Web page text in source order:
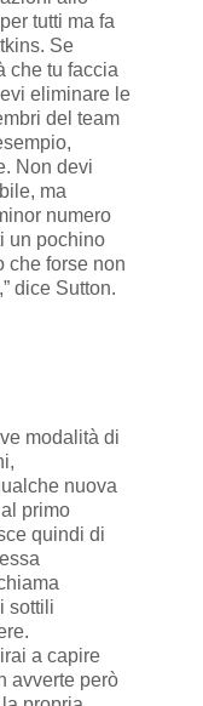
tutti ma fa
Se
che tu faccia
eliminare le
del team
Non devi
ma
numero
un pochino
che forse non
dice Sutton.
modalità di
nuova
primo
quindi di
sottili
a capire
avverte però